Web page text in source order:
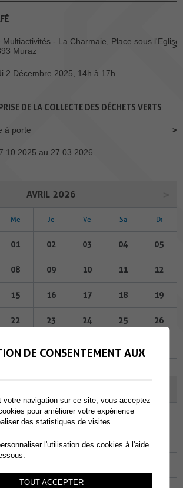
Multiactivités - La Charmaie, Place sous l'Eglise
Muraz
2 Décembre 2025, 14h à 17h
DE LA COLLECTE DES DÉCHETS VERTS
à porte
au 27.03.2026
AVRIL 2026
Me Je Ve Sa Di
01 02 03 04 05
08 09 10 11 12
15 16 17 18 19
22 23 24 25 26
Me Je Ve Sa
30 01 02
DE CONSENTEMENT AUX
votre navigation sur ce site, vous acceptez
pour améliorer votre expérience
des statistiques de visites.
l'utilisation des cookies à l'aide
TOUT ACCEPTER